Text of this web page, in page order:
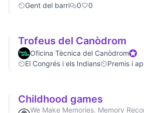
Gent del barri
0 0
Trofeus del Canòdrom
Oficina Tècnica del Canòdrom
El Congrés i els Indians
Premis i
Childhood games
We Make Memories. Memory